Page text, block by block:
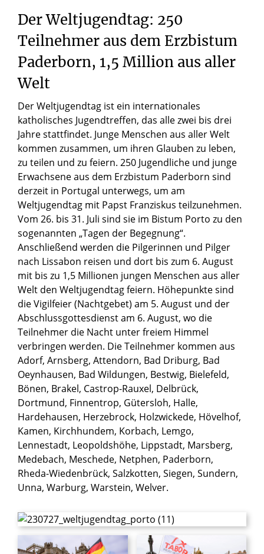
Der Weltjugendtag: 250
Teilnehmer aus dem Erzbistum
Paderborn, 1,5 Million aus aller
Welt
Der Weltjugendtag ist ein internationales
katholisches Jugendtreffen, das alle zwei bis drei
Jahre stattfindet. Junge Menschen aus aller Welt
kommen zusammen, um ihren Glauben zu leben,
zu teilen und zu feiern. 250 Jugendliche und junge
Erwachsene aus dem Erzbistum Paderborn sind
derzeit in Portugal unterwegs, um am
Weltjugendtag mit Papst Franziskus teilzunehmen.
Vom 26. bis 31. Juli sind sie im Bistum Porto zu den
sogenannten „Tagen der Begegnung“.
Anschließend werden die Pilgerinnen und Pilger
nach Lissabon reisen und dort bis zum 6. August
mit bis zu 1,5 Millionen jungen Menschen aus aller
Welt den Weltjugendtag feiern. Höhepunkte sind
die Vigilfeier (Nachtgebet) am 5. August und der
Abschlussgottesdienst am 6. August, wo die
Teilnehmer die Nacht unter freiem Himmel
verbringen werden. Die Teilnehmer kommen aus
Adorf, Arnsberg, Attendorn, Bad Driburg, Bad
Oeynhausen, Bad Wildungen, Bestwig, Bielefeld,
Bönen, Brakel, Castrop-Rauxel, Delbrück,
Dortmund, Finnentrop, Gütersloh, Halle,
Hardehausen, Herzebrock, Holzwickede, Hövelhof,
Kamen, Kirchhundem, Korbach, Lemgo,
Lennestadt, Leopoldshöhe, Lippstadt, Marsberg,
Medebach, Meschede, Netphen, Paderborn,
Rheda-Wiedenbrück, Salzkotten, Siegen, Sundern,
Unna, Warburg, Warstein, Welver.